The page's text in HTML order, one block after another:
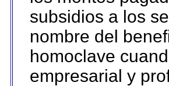
subsidios a los
nombre del
homoclave
empresarial y